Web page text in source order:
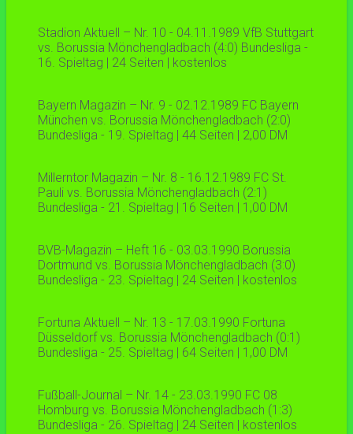
Stadion Aktuell – Nr. 10 - 04.11.1989 VfB Stuttgart
vs. Borussia Mönchengladbach (4:0) Bundesliga -
16. Spieltag | 24 Seiten | kostenlos
Bayern Magazin – Nr. 9 - 02.12.1989 FC Bayern
München vs. Borussia Mönchengladbach (2:0)
Bundesliga - 19. Spieltag | 44 Seiten | 2,00 DM
Millerntor Magazin – Nr. 8 - 16.12.1989 FC St.
Pauli vs. Borussia Mönchengladbach (2:1)
Bundesliga - 21. Spieltag | 16 Seiten | 1,00 DM
BVB-Magazin – Heft 16 - 03.03.1990 Borussia
Dortmund vs. Borussia Mönchengladbach (3:0)
Bundesliga - 23. Spieltag | 24 Seiten | kostenlos
Fortuna Aktuell – Nr. 13 - 17.03.1990 Fortuna
Düsseldorf vs. Borussia Mönchengladbach (0:1)
Bundesliga - 25. Spieltag | 64 Seiten | 1,00 DM
Fußball-Journal – Nr. 14 - 23.03.1990 FC 08
Homburg vs. Borussia Mönchengladbach (1:3)
Bundesliga - 26. Spieltag | 24 Seiten | kostenlos